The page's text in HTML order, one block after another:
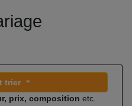
trier
prix, composition etc.